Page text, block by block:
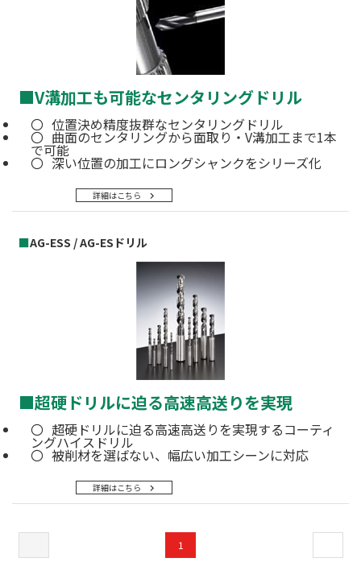
詳細はこちら
■V溝加工も可能なセンタリングドリル
位置決め精度抜群なセンタリングドリル
曲面のセンタリングから面取り・V溝加工まで1本
で可能
深い位置の加工にロングシャンクをシリーズ化
■AG-ESS / AG-ESドリル
詳細はこちら
■超硬ドリルに迫る高速高送りを実現
超硬ドリルに迫る高速高送りを実現するコーティ
ングハイスドリル
被削材を選ばない、幅広い加工シーンに対応
1